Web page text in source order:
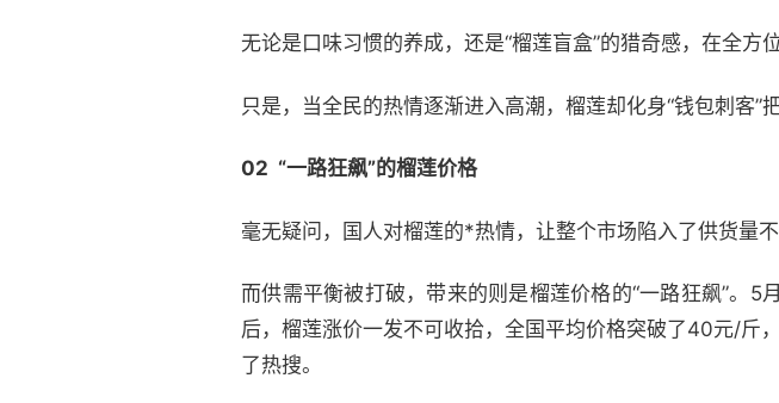
无论是口味习惯的养成，还是“榴莲盲盒”的猎奇感，在全方
只是，当全民的热情逐渐进入高潮，榴莲却化身“钱包刺客”
02 “一路狂飙”的榴莲价格
毫无疑问，国人对榴莲的*热情，让整个市场陷入了供货量不
而供需平衡被打破，带来的则是榴莲价格的“一路狂飙”。
后，榴莲涨价一发不可收拾，全国平均价格突破了40元/斤
了热搜。